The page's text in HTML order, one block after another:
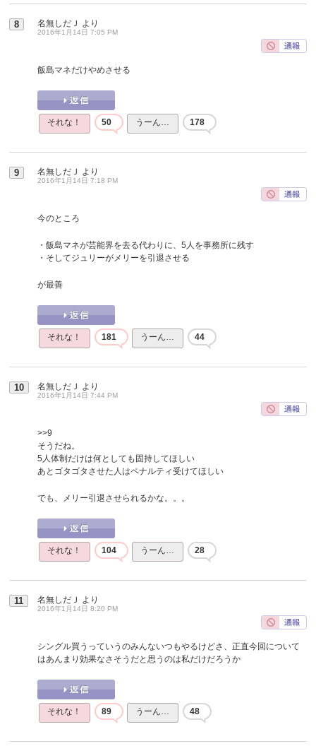
8 名無しだＪ より
2016年1月14日 7:05 PM
飯島マネだけやめさせる
それな！ 50 うーん… 178
9 名無しだＪ より
2016年1月14日 7:18 PM
今のところ
・飯島マネが芸能界を去る代わりに、5人を事務所に残す
・そしてジュリーがメリーを引退させる
が最善
それな！ 181 うーん… 44
10 名無しだＪ より
2016年1月14日 7:44 PM
>>9
そうだね。
5人体制だけは何としても固持してほしい
あとゴタゴタさせた人はペナルティ受けてほしい
でも、メリー引退させられるかな。。。
それな！ 104 うーん… 28
11 名無しだＪ より
2016年1月14日 8:20 PM
シングル買うっていうのみんないつもやるけどさ、正直今回について
はあんまり効果なさそうだと思うのは私だけだろうか
それな！ 89 うーん… 48